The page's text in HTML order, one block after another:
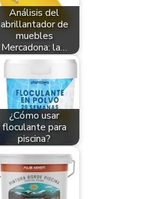
Análisis del
abrillantador de
muebles
Mercadona: la…
¿Cómo usar
floculante para
piscina?